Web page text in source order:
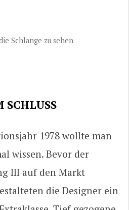
Schlange zu sehen
SCHLUSS
1978 wollte man
wissen. Bevor der
III auf den Markt
die Designer ein